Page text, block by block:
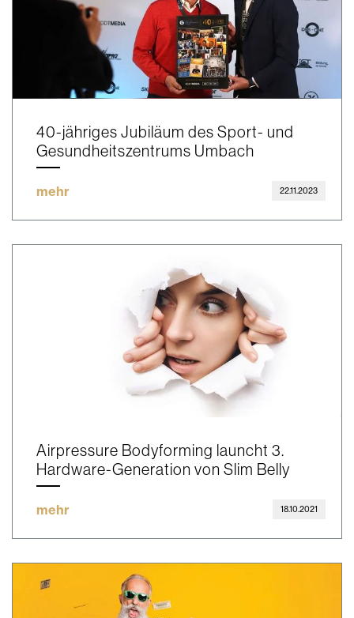
40-jähriges Jubiläum des Sport- und
Gesundheitszentrums Umbach
mehr 22.11.2023
Airpressure Bodyforming launcht 3.
Hardware-Generation von Slim Belly
mehr 18.10.2021